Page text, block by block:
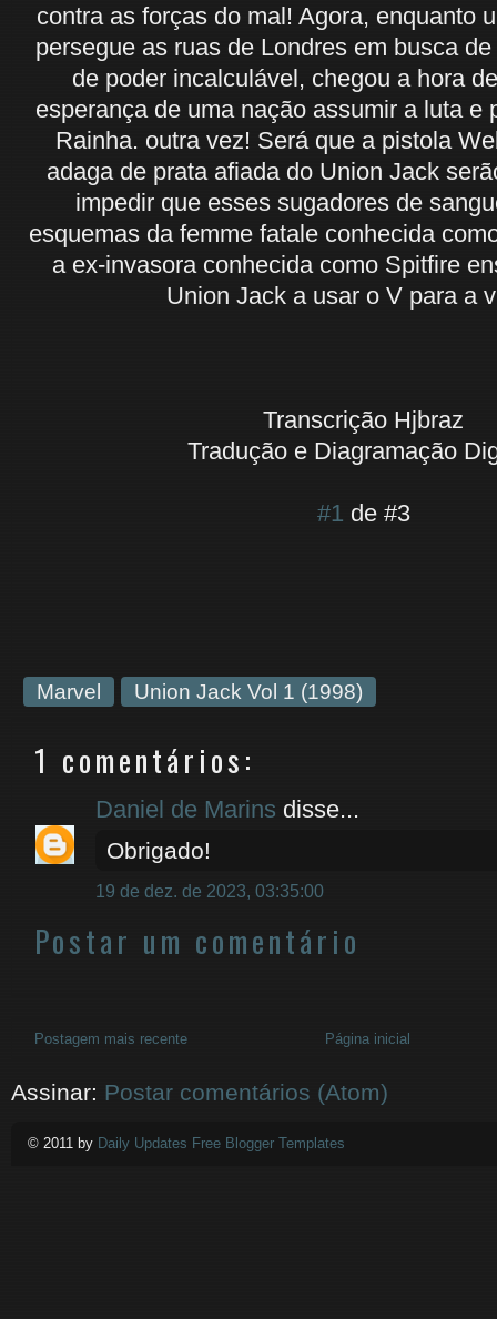
contra as forças do mal! Agora, enquanto
persegue as ruas de Londres em busca
de poder incalculável, chegou a hora
esperança de uma nação assumir a luta e
Rainha. outra vez! Será que a pistola
adaga de prata afiada do Union Jack
impedir que esses sugadores de
esquemas da femme fatale conhecida
a ex-invasora conhecida como Spitfire
Union Jack a usar o V para a
Transcrição Hjbraz
Tradução e Diagramação
#1 de #3
Marvel Union Jack Vol 1 (1998)
1 comentários:
Daniel de Marins disse...
Obrigado!
19 de dez. de 2023, 03:35:00
Postar um comentário
Postagem mais recente Página inicial
Assinar: Postar comentários (Atom)
© 2011 by Daily Updates Free Blogger Templates